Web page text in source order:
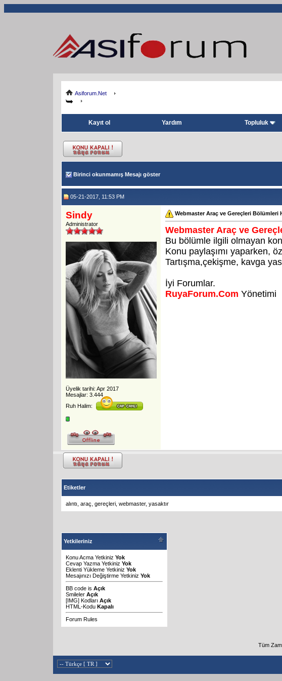
Asiforum.Net
Kayıt ol Yardım Topluluk
Birinci okunmamış Mesajı göster
05-21-2017, 11:53 PM
Sindy
Administrator
Üyelik tarihi: Apr 2017
Mesajlar: 3.444
Ruh Halim:
Webmaster Araç ve Gereçleri Bölümleri
Webmaster Araç ve
Bu bölümle ilgili olmayan
Konu paylaşımı yaparken,
Tartışma,çekişme, kavga
İyi Forumlar.
RuyaForum.Com Yönetimi
Etiketler
alıntı araç gereçleri webmaster, yasaktır
Yetkileriniz
Konu Acma Yetkiniz Yok
Cevap Yazma Yetkiniz Yok
Eklenti Yükleme Yetkiniz Yok
Mesajınızı Değiştirme Yetkiniz Yok
BB code is Açık
Smileler Açık
[IMG] Kodları Açık
HTML-Kodu Kapalı
Forum Rules
Tüm